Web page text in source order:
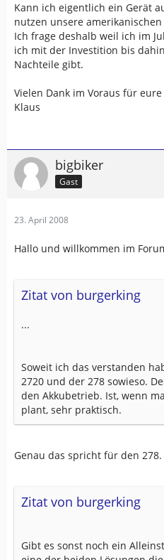
Kann ich eigentlich ein Gerät
nutzen unsere amerikanischen
Ich frage deshalb weil ich im
ich mit der Investition bis
Nachteile gibt.
Vielen Dank im Voraus für
Klaus
bigbiker
Gast
23. April 2008
Hallo und willkommen im
Zitat von burgerking
...
Soweit ich das verstanden
2720 und der 278 sowieso.
den Akkubetrieb. Ist, wenn
plant, sehr praktisch.
Genau das spricht für den 278.
Zitat von burgerking
Gibt es sonst noch ein